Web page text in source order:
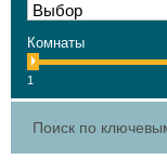
Комнаты
1
Поиск по